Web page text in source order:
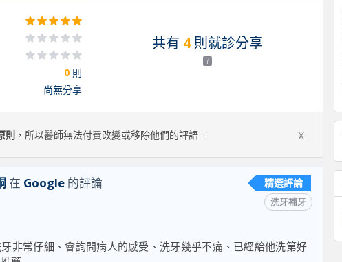
共有 4則就診分享
?
0 則
尚無分享
則 ，所以醫師無法付費改變或移除他們的評語。 x
在 Google的評論 精選評論
洗牙補牙
非常仔細、會詢問病人的感受、洗牙幾乎不痛、已經給他洗第好